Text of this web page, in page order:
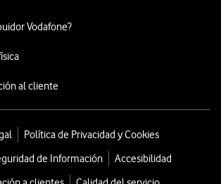
Vodafone?
al cliente
Política de Privacidad y Cookies
de Información
Accesibilidad